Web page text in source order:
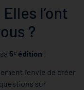
l’ont
?
5ᵉ édition !
l’envie de créer
sur